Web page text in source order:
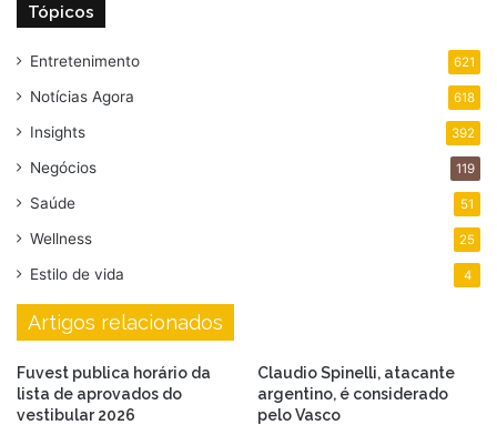
Tópicos
Entretenimento 621
Notícias Agora 618
Insights 392
Negócios 119
Saúde 51
Wellness 25
Estilo de vida 4
Artigos relacionados
Fuvest publica horário da
lista de aprovados do
vestibular 2026
Claudio Spinelli, atacante
argentino, é considerado
pelo Vasco